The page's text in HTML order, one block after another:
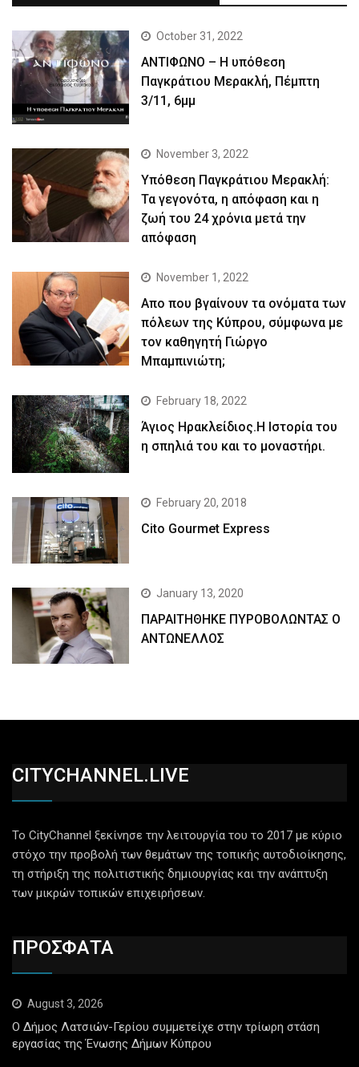
October 31, 2022
ΑΝΤΙΦΩΝΟ – Η υπόθεση
Παγκράτιου Μερακλή, Πέμπτη
3/11, 6μμ
November 3, 2022
Yπόθεση Παγκράτιου Μερακλή:
Τα γεγονότα, η απόφαση και η
ζωή του 24 χρόνια μετά την
απόφαση
November 1, 2022
Απο που βγαίνουν τα ονόματα των
πόλεων της Κύπρου, σύμφωνα με
τον καθηγητή Γιώργο
Μπαμπινιώτη;
February 18, 2022
Άγιος Ηρακλείδιος.Η Ιστορία του
η σπηλιά του και το μοναστήρι.
February 20, 2018
Cito Gourmet Express
January 13, 2020
ΠΑΡΑΙΤΗΘΗΚΕ ΠΥΡΟΒΟΛΩΝΤΑΣ Ο
ΑΝΤΩΝΕΛΛΟΣ
CITYCHANNEL.LIVE
Το CityChannel ξεκίνησε την λειτουργία του το 2017 με κύριο
στόχο την προβολή των θεμάτων της τοπικής αυτοδιοίκησης,
τη στήριξη της πολιτιστικής δημιουργίας και την ανάπτυξη
των μικρών τοπικών επιχειρήσεων.
ΠΡΟΣΦΑΤΑ
August 3, 2026
Ο Δήμος Λατσιών-Γερίου συμμετείχε στην τρίωρη στάση
εργασίας της Ένωσης Δήμων Κύπρου